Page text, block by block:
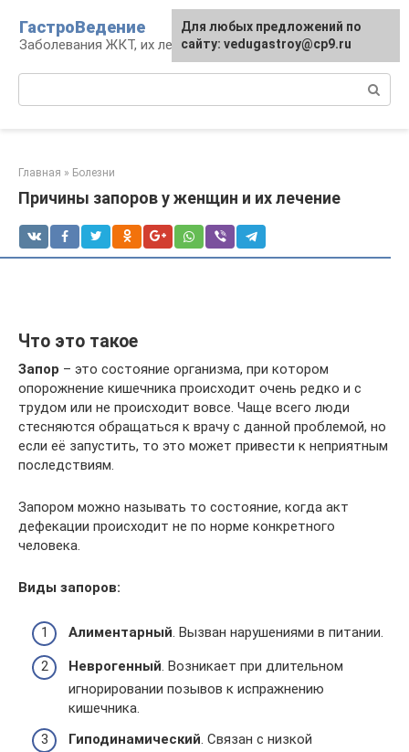
контенту
ГастроВедение
Заболевания ЖКТ, их лечение и профилактика
Главная » Болезни
Причины запоров у женщин и их лечение
Что это такое
Запор – это состояние организма, при котором
опорожнение кишечника происходит очень редко и с
трудом или не происходит вовсе. Чаще всего люди
стесняются обращаться к врачу с данной проблемой, но
если её запустить, то это может привести к неприятным
последствиям.
Запором можно называть то состояние, когда акт
дефекации происходит не по норме конкретного
человека.
Виды запоров:
Алиментарный . Вызван нарушениями в питании.
Неврогенный. Возникает при длительном
игнорировании позывов к испражнению
кишечника.
Гиподинамический . Связан с низкой
Для любых предложений по
сайту: vedugastroy@cp9.ru